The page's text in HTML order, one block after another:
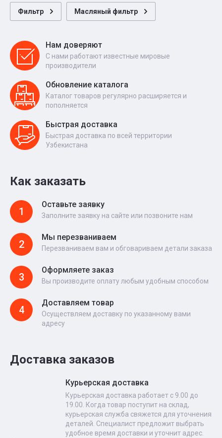
Фильтр Масляный фильтр
Нам доверяют
С нами работают известные мировые
производители
Обновление каталога
Каталог товаров регулярно расширяется и
пополняется
Быстрая доставка
Быстрая доставка по всей территории
Узбекистана
Как заказать
1
Оставьте заявку
Заполните заявку на сайте или позвоните нам
2
Мы перезваниваем
Перезваниваем вам и обговариваем детали заказа
3
Оформляете заказ
Вы производите оплату любым удобным способом
4
Доставляем товар
Осуществляем доставку по указанному вами
адресу
Доставка заказов
Курьерская доставка
Курьерская доставка работает с 9.00 до
19.00. Когда товар поступит на склад,
курьерская служба свяжется для уточнения
деталей. Специалист предложит выбрать
удобное время доставки и уточнит адрес.